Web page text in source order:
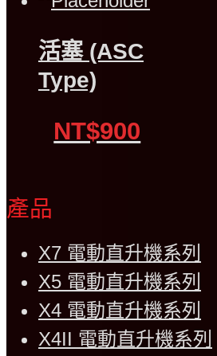
活塞 (ASC
Type)
NT$900
產品
X7 電動直升機系列
X5 電動直升機系列
X4 電動直升機系列
X4II 電動直升機系列